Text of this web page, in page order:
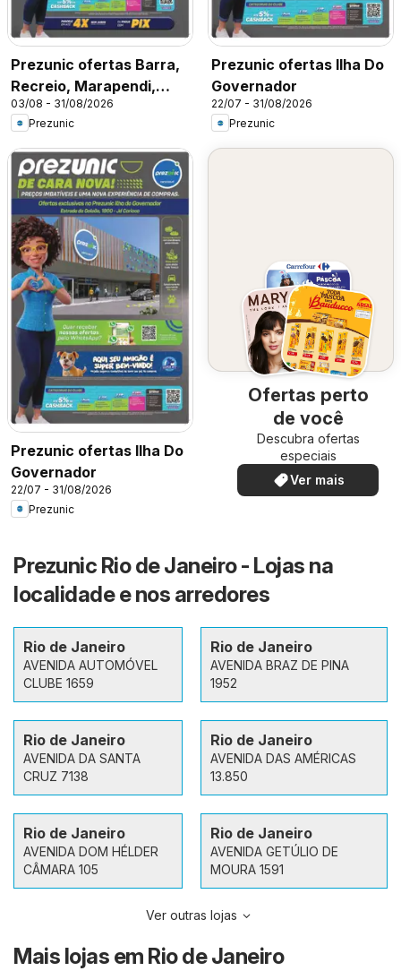
Prezunic ofertas Barra,
Recreio, Marapendi,
Freguesia, Jauru E Méier
03/08 - 31/08/2026
Prezunic
Prezunic ofertas Ilha Do
Governador
22/07 - 31/08/2026
Prezunic
Prezunic ofertas Ilha Do
Governador
22/07 - 31/08/2026
Prezunic
Ofertas perto
de você
Descubra ofertas
especiais
Ver mais
Prezunic Rio de Janeiro - Lojas na
localidade e nos arredores
Rio de Janeiro
AVENIDA AUTOMÓVEL
CLUBE 1659
Rio de Janeiro
AVENIDA BRAZ DE PINA
1952
Rio de Janeiro
AVENIDA DA SANTA
CRUZ 7138
Rio de Janeiro
AVENIDA DAS AMÉRICAS
13.850
Rio de Janeiro
AVENIDA DOM HÉLDER
CÂMARA 105
Rio de Janeiro
AVENIDA GETÚLIO DE
MOURA 1591
Ver outras lojas
Mais lojas em Rio de Janeiro